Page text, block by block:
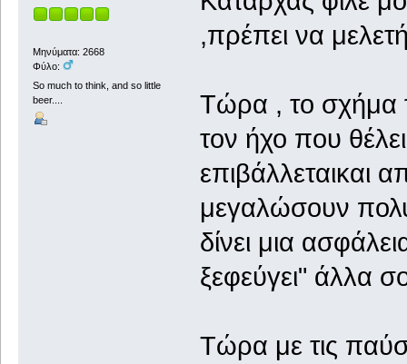
Μηνύματα: 2668
Φύλο:
So much to think, and so little
beer....
,πρέπει να
Τώρα , το σχήμα
τον ήχο που
επιβάλλεταικαι
μεγαλώσουν
δίνει μια
ξεφεύγει" άλλα
Τώρα με τις